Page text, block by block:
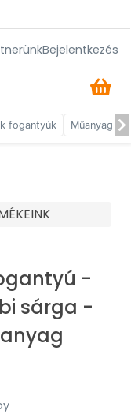
Bejelentkezés
fogantyúk Műanyag
-
sárga -